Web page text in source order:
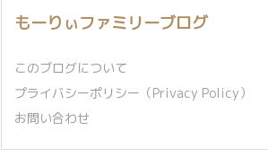
もーりぃファミリーブログ
このブログについて
プライバシーポリシー（Privacy Policy）
お問い合わせ